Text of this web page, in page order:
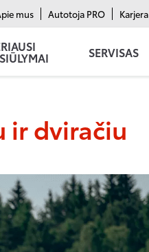
mus Autotoja PRO Karjera
SERVISAS
ir dviračiu